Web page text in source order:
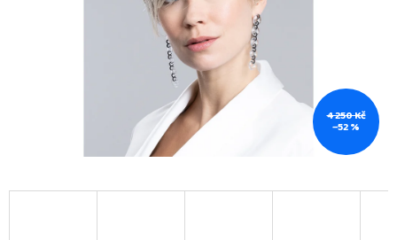
4 250 Kč
–52 %